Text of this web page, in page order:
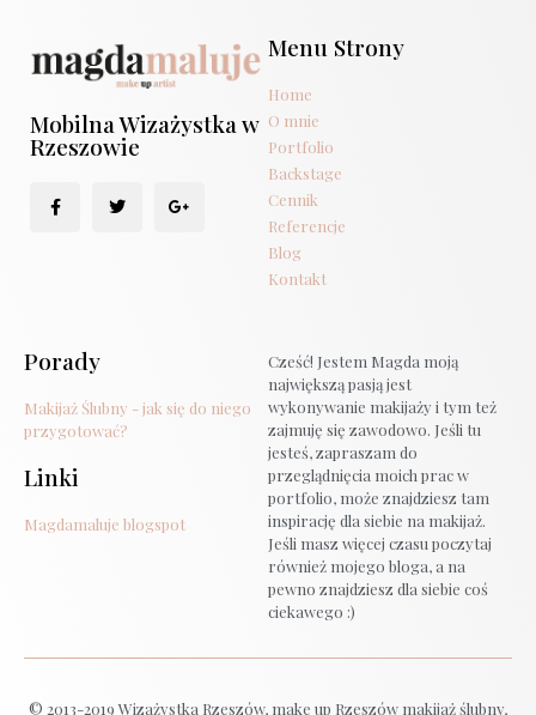
Mobilna Wizażystka w
Rzeszowie
Menu Strony
Home
O mnie
Portfolio
Backstage
Cennik
Referencje
Blog
Kontakt
Porady
Makijaż Ślubny - jak się do niego
przygotować?
Linki
Magdamaluje blogspot
Cześć! Jestem Magda moją
największą pasją jest
wykonywanie makijaży i tym też
zajmuję się zawodowo. Jeśli tu
jesteś, zapraszam do
przeglądnięcia moich prac w
portfolio, może znajdziesz tam
inspirację dla siebie na makijaż.
Jeśli masz więcej czasu poczytaj
również mojego bloga, a na
pewno znajdziesz dla siebie coś
ciekawego :)
© 2013-2019 Wizażystka Rzeszów, make up Rzeszów makijaż ślubny,